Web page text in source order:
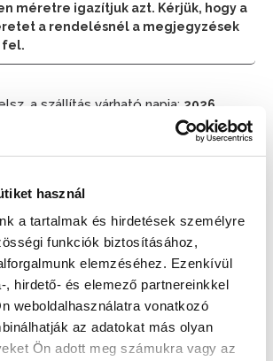
használ
a tartalmak és hirdetések személyre
funkciók biztosításához,
elemzéséhez. Ezenkívül
, hirdető- és elemező partnereinkkel
weboldalhasználatra vonatkozó
az adatokat más olyan
Ön adott meg számukra vagy az
méretre igazítjuk azt. Kérjük, hogy a
a rendelésnél a megjegyzések
fel.
a szállítás várható napja: 2026.
legjobb ára: 309 900 Ft
KOSÁRBA TESZ